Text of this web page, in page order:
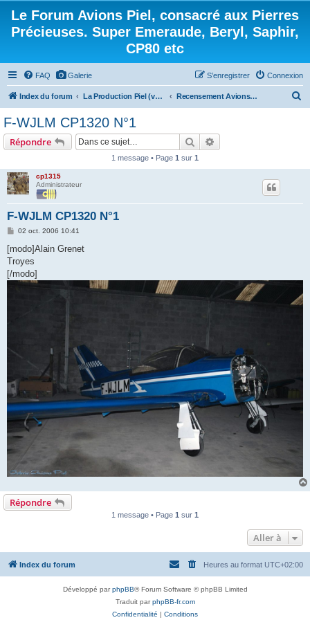
Le Forum Avions Piel, consacré aux Pierres
Précieuses. Super Emeraude, Beryl, Saphir,
CP80 etc
FAQ Galerie Connexion
S’enregistrer
Index du forum La Production Piel (vos questions, vos réponses) Recensement Avions Piel France
F-WJLM CP1320 N°1
Répondre Rechercher
1 message • Page 1 sur 1
cp1315
Administrateur
F-WJLM CP1320 N°1
M
s
a
g
e
02 oct. 2006 10:41
[modo]Alain Grenet
Troyes
[/modo]
Répondre
1 message • Page 1 sur 1
Aller à
Index du forum Heures au format UTC+02:00
Développé parphpBB® Forum Software © phpBB Limited
Traduit parphpBB-fr.com
Confidentialité | Conditions